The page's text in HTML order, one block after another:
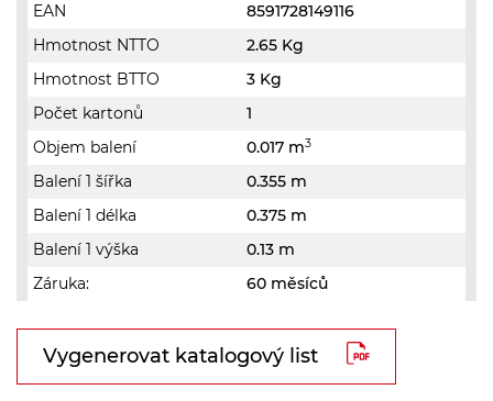
EAN
8591728149116
Hmotnost NTTO
2.65 Kg
Hmotnost BTTO
3 Kg
Počet kartonů
1
Objem balení
0.017 m3
Balení 1 šířka
0.355 m
Balení 1 délka
0.375 m
Balení 1 výška
0.13 m
Záruka:
60 měsíců
Vygenerovat katalogový list